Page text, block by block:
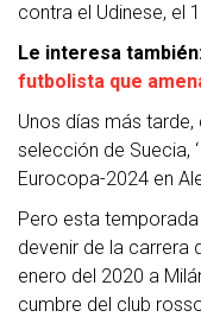
contra el Udinese, el
Le interesa
futbolista que
Unos días más
selección de Suecia,
Eurocopa-2024 en
Pero esta
devenir de la carrera
enero del 2020 a
cumbre del club